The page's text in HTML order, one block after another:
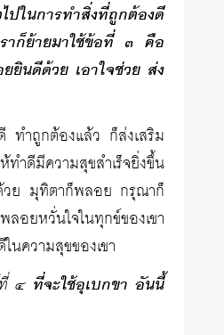
ปในการทำสิ่งที่ถูกต้องดี
าก็ย้ายมาใช้ข้อที่ ๓ คือ
นดีด้วย เอาใจช่วย ส่ง
ทำถูกต้องแล้ว ก็ส่งเสริม
ำดีมีความสุขสำเร็จยิ่งขึ้น
วย มุทิตาก็พลอย กรุณาก็
ยหวั่นใจในทุกข์ของเขา
ความสุขของเขา
๔ ที่จะใช้อุเบกขา อันนี้